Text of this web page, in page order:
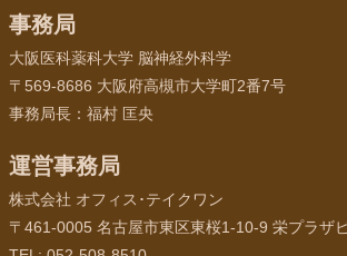
事務局
大阪医科薬科大学 脳神経外科学
〒569-8686 大阪府高槻市大学町2番7号
事務局長：福村 匡央
運営事務局
株式会社 オフィス･テイクワン
〒461-0005 名古屋市東区東桜1-10-9 栄プラザ